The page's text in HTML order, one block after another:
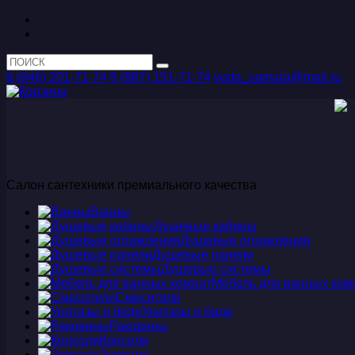
8 (846) 201-71-74 8 (987) 151-71-74 voda_samara@mail.ru
Салон сантехники премиального качества
Ванны
Душевые кабины
Душевые ограждения
Душевые панели
Душевые системы
Мебель для ванных
Смесители
Унитазы и биде
Раковины
Консоли